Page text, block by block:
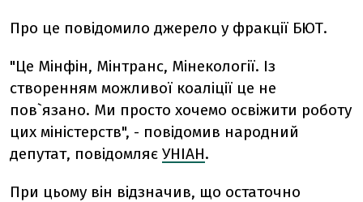
Про це повідомило джерело у фракції БЮТ.
"Це Мінфін, Мінтранс, Мінекології. Із
створенням можливої коаліції це не
пов`язано. Ми просто хочемо освіжити роботу
цих міністерств", - повідомив народний
депутат, повідомляє УНІАН.
При цьому він відзначив, що остаточно